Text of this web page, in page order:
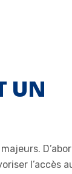
UN
l’accès